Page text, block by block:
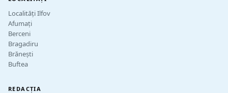
Localități Ilfov
Afumați
Berceni
Bragadiru
Brănești
Buftea
REDACȚIA